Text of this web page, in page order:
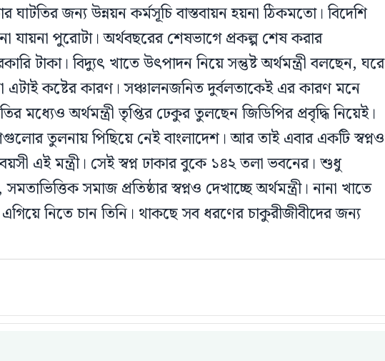
ঘাটতির জন্য উন্নয়ন কর্মসূচি বাস্তবায়ন হয়না ঠিকমতো। বিদেশি
যায়না পুরোটা। অর্থবছরের শেষভাগে প্রকল্প শেষ করার
টাকা। বিদ্যুৎ খাতে উৎপাদন নিয়ে সন্তুষ্ট অর্থমন্ত্রী বলছেন, ঘরে
এটাই কষ্টের কারণ। সঞ্চালনজনিত দুর্বলতাকেই এর কারণ মনে
মধ্যেও অর্থমন্ত্রী তৃপ্তির ঢেকুর তুলছেন জিডিপির প্রবৃদ্ধি নিয়েই।
তুলনায় পিছিয়ে নেই বাংলাদেশ। আর তাই এবার একটি স্বপ্নও
এই মন্ত্রী। সেই স্বপ্ন ঢাকার বুকে ১৪২ তলা ভবনের। শুধু
সমাজ প্রতিষ্ঠার স্বপ্নও দেখাচ্ছে অর্থমন্ত্রী। ‌নানা খাতে
নিতে চান তিনি। থাকছে সব ধরণের চাকুরীজীবীদের জন্য